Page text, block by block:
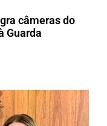
câmeras do
Guarda